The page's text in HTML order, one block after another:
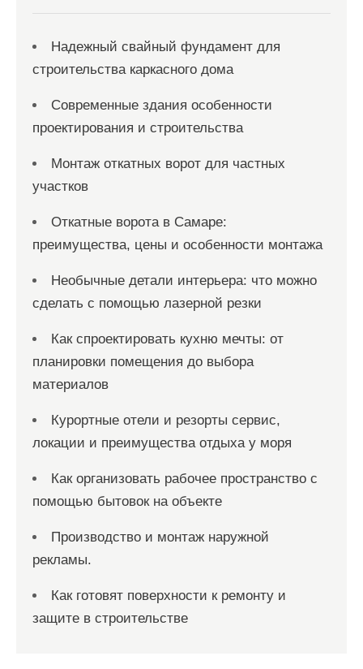
Надежный свайный фундамент для
строительства каркасного дома
Современные здания особенности
проектирования и строительства
Монтаж откатных ворот для частных
участков
Откатные ворота в Самаре:
преимущества, цены и особенности монтажа
Необычные детали интерьера: что можно
сделать с помощью лазерной резки
Как спроектировать кухню мечты: от
планировки помещения до выбора
материалов
Курортные отели и резорты сервис,
локации и преимущества отдыха у моря
Как организовать рабочее пространство с
помощью бытовок на объекте
Производство и монтаж наружной
рекламы.
Как готовят поверхности к ремонту и
защите в строительстве